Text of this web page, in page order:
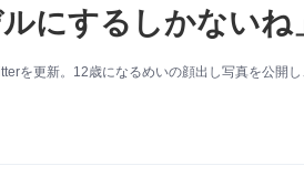
にするしかないね
を更新。12歳になるめいの顔出し写真を公開